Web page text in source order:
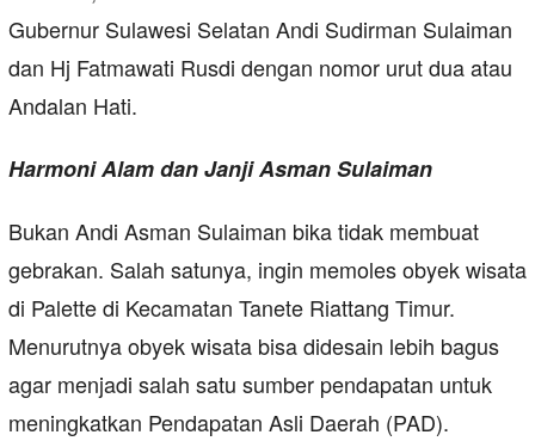
Gubernur Sulawesi Selatan Andi Sudirman Sulaiman
dan Hj Fatmawati Rusdi dengan nomor urut dua atau
Andalan Hati.
Harmoni Alam dan Janji Asman Sulaiman
Bukan Andi Asman Sulaiman bika tidak membuat
gebrakan. Salah satunya, ingin memoles obyek wisata
di Palette di Kecamatan Tanete Riattang Timur.
Menurutnya obyek wisata bisa didesain lebih bagus
agar menjadi salah satu sumber pendapatan untuk
meningkatkan Pendapatan Asli Daerah (PAD).